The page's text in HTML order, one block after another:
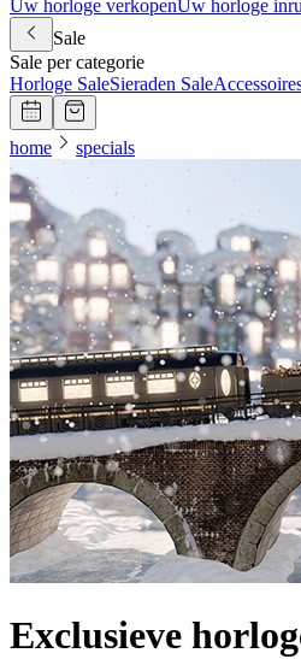
Uw horloge verkopenUw horloge
Sale
Sale per categorie
Horloge SaleSieraden Sale
home specials
Exclusieve